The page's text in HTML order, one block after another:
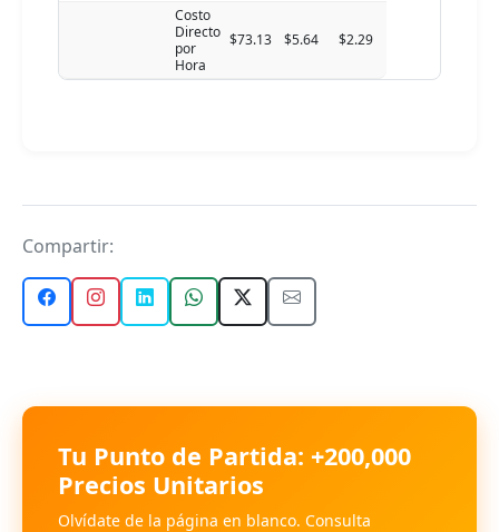
Costo
Directo
por
Hora
$73.13 $5.64 $2.29
Compartir:
Tu Punto de Partida: +200,000
Precios Unitarios
Olvídate de la página en blanco. Consulta